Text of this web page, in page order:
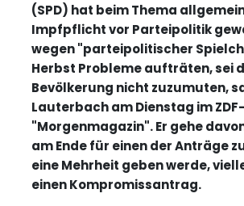
(SPD) hat beim Thema
Impfpflicht vor Parteipolitik
wegen "parteipolitischer
Herbst Probleme aufträten, sei
Bevölkerung nicht zuzumuten,
Lauterbach am Dienstag im ZDF-
"Morgenmagazin". Er gehe
am Ende für einen der Anträge
eine Mehrheit geben werde,
einen Kompromissantrag.